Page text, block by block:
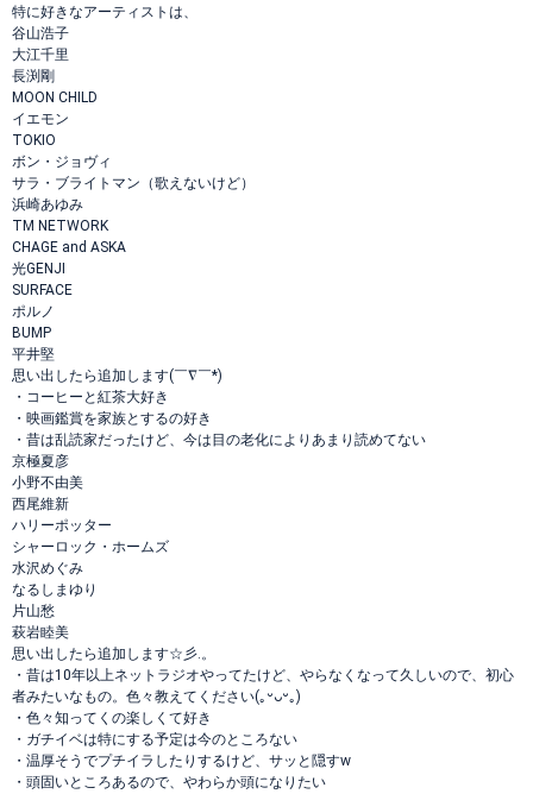
特に好きなアーティストは、
谷山浩子
大江千里
長渕剛
MOON CHILD
イエモン
TOKIO
ボン・ジョヴィ
サラ・ブライトマン（歌えないけど）
浜崎あゆみ
TM NETWORK
CHAGE and ASKA
光GENJI
SURFACE
ポルノ
BUMP
平井堅
思い出したら追加します(￣∇￣*)ゞ
・コーヒーと紅茶大好き
・映画鑑賞を家族とするの好き
・昔は乱読家だったけど、今は目の老化によりあまり読めてない
京極夏彦
小野不由美
西尾維新
ハリーポッター
シャーロック・ホームズ
水沢めぐみ
なるしまゆり
片山愁
萩岩睦美
思い出したら追加します☆彡.。
・昔は10年以上ネットラジオやってたけど、やらなくなって久しいので、初心
者みたいなもの。色々教えてください(｡ᵕᴗᵕ｡)
・色々知ってくの楽しくて好き
・ガチイベは特にする予定は今のところない
・温厚そうでプチイラしたりするけど、サッと隠すw
・頭固いところあるので、やわらか頭になりたい